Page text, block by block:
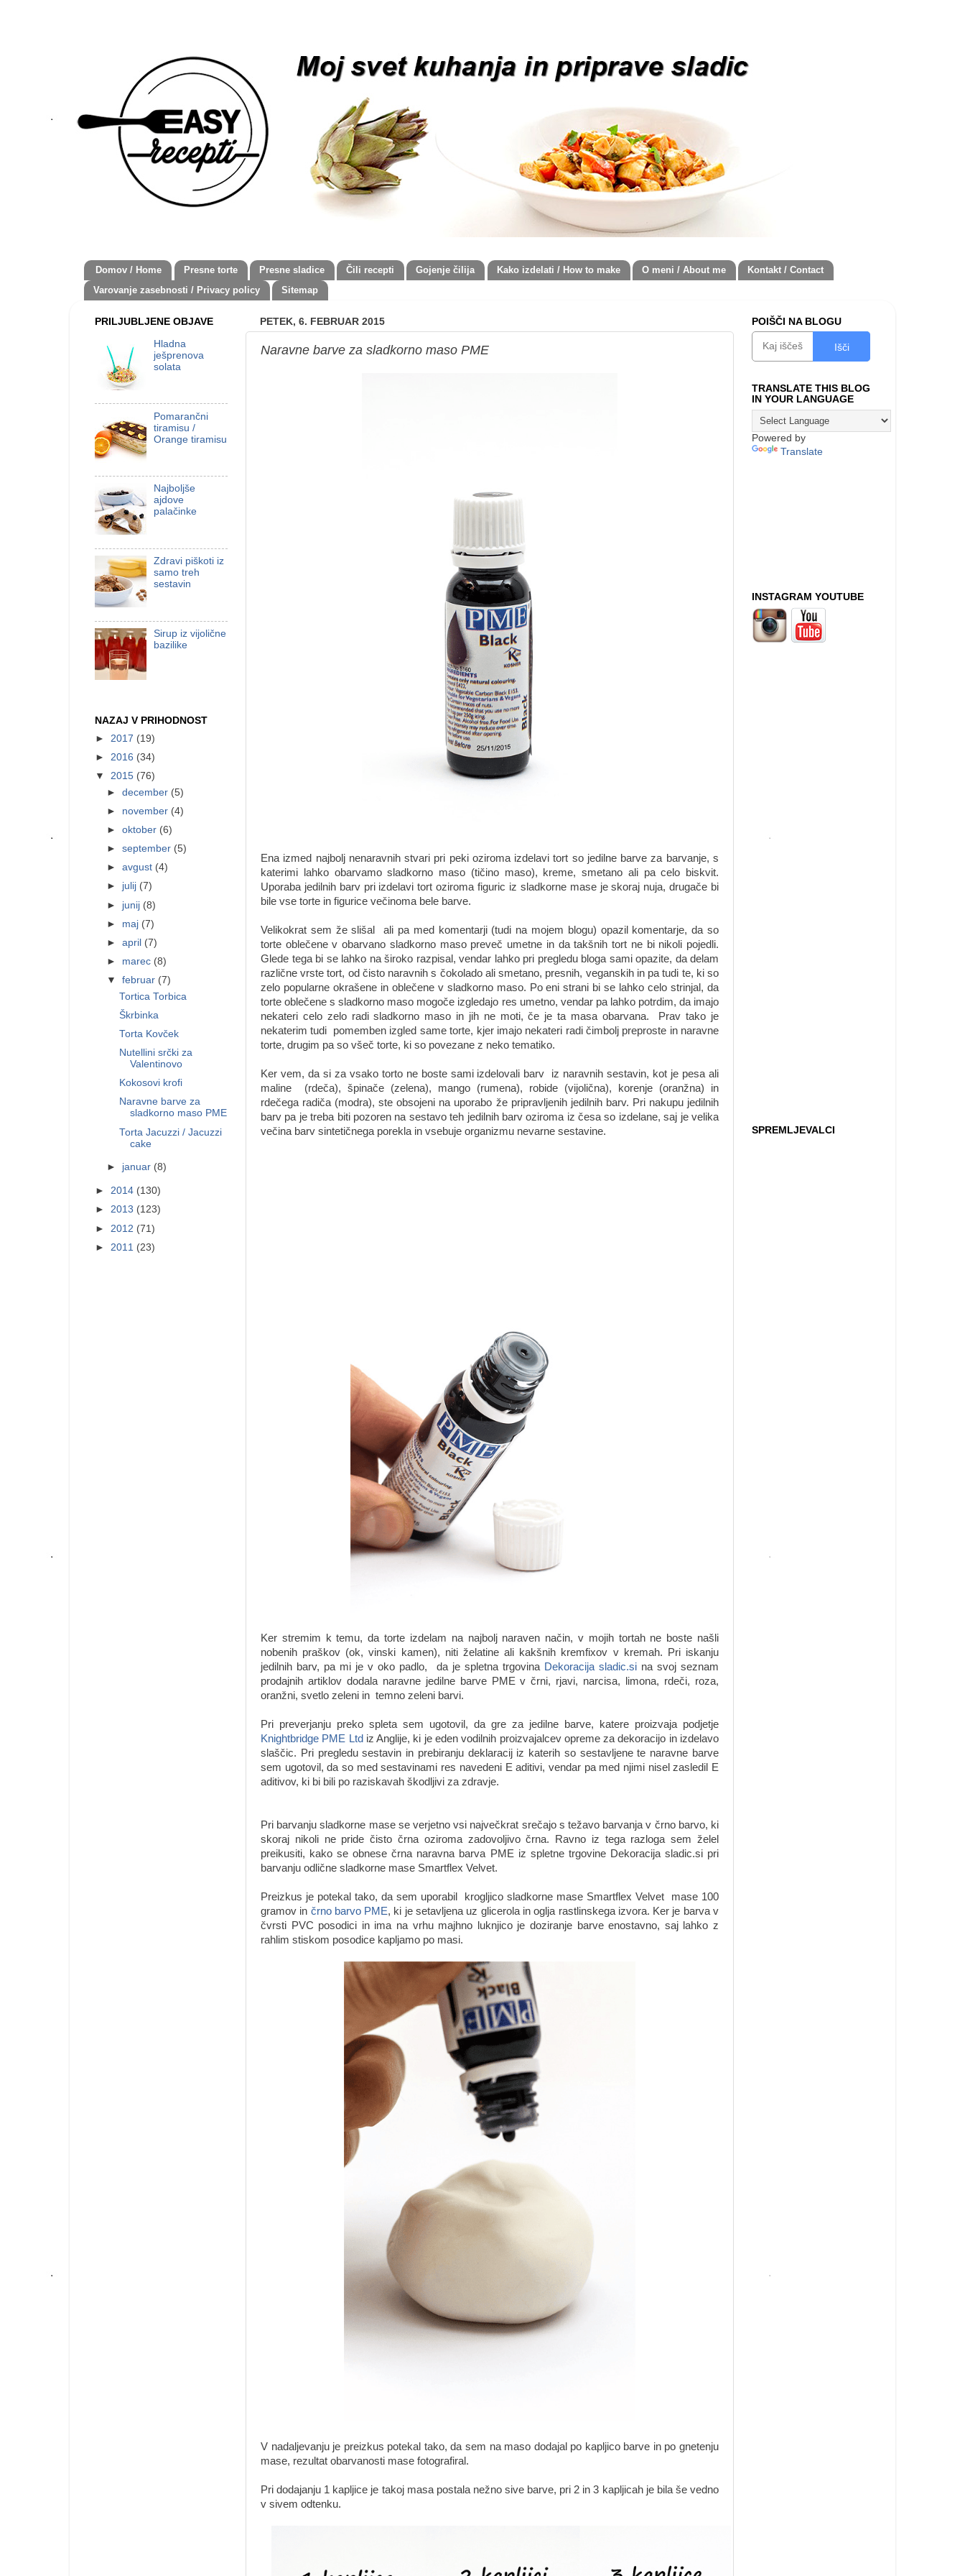
Domov / Home Presne torte Presne sladice Čili recepti Gojenje čilija Kako izdelati / How to make O meni / About me
Kontakt / Contact
Varovanje zasebnosti / Privacy policy
Sitemap
PETEK, 6. FEBRUAR 2015
Naravne barve za sladkorno maso PME
Ena izmed najbolj nenaravnih stvari pri peki oziroma izdelavi tort so jedilne barve za barvanje, s
katerimi lahko obarvamo sladkorno maso (tičino maso), kreme, smetano ali pa celo biskvit.
Uporaba jedilnih barv pri izdelavi tort oziroma figuric iz sladkorne mase je skoraj nuja, drugače bi
bile vse torte in figurice večinoma bele barve.
Velikokrat sem že slišal ali pa med komentarji (tudi na mojem blogu) opazil komentarje, da so
torte oblečene v obarvano sladkorno maso preveč umetne in da takšnih tort ne bi nikoli pojedli.
Glede tega bi se lahko na široko razpisal, vendar lahko pri pregledu bloga sami opazite, da delam
različne vrste tort, od čisto naravnih s čokolado ali smetano, presnih, veganskih in pa tudi te, ki so
zelo popularne okrašene in oblečene v sladkorno maso. Po eni strani bi se lahko celo strinjal, da
torte oblečene s sladkorno maso mogoče izgledajo res umetno, vendar pa lahko potrdim, da imajo
nekateri celo zelo radi sladkorno maso in jih ne moti, če je ta masa obarvana. Prav tako je
nekaterim tudi pomemben izgled same torte, kjer imajo nekateri radi čimbolj preproste in naravne
torte, drugim pa so všeč torte, ki so povezane z neko tematiko.
Ker vem, da si za vsako torto ne boste sami izdelovali barv iz naravnih sestavin, kot je pesa ali
maline (rdeča), špinače (zelena), mango (rumena), robide (vijolična), korenje (oranžna) in
rdečega radiča (modra), ste obsojeni na uporabo že pripravljenih jedilnih barv. Pri nakupu jedilnih
barv pa je treba biti pozoren na sestavo teh jedilnih barv oziroma iz česa so izdelane, saj je velika
večina barv sintetičnega porekla in vsebuje organizmu nevarne sestavine.
Ker stremim k temu, da torte izdelam na najbolj naraven način, v mojih tortah ne boste našli
nobenih praškov (ok, vinski kamen), niti želatine ali kakšnih kremfixov v kremah. Pri iskanju
jedilnih barv, pa mi je v oko padlo, da je spletna trgovina Dekoracija sladic.sina svoj seznam
prodajnih artiklov dodala naravne jedilne barve PME v črni, rjavi, narcisa, limona, rdeči, roza,
oranžni, svetlo zeleni in temno zeleni barvi.
Pri preverjanju preko spleta sem ugotovil, da gre za jedilne barve, katere proizvaja podjetje
Knightbridge PME Ltdiz Anglije, ki je eden vodilnih proizvajalcev opreme za dekoracijo in izdelavo
slaščic. Pri pregledu sestavin in prebiranju deklaracij iz katerih so sestavljene te naravne barve
sem ugotovil, da so med sestavinami res navedeni E aditivi, vendar pa med njimi nisel zasledil E
aditivov, ki bi bili po raziskavah škodljivi za zdravje.
Pri barvanju sladkorne mase se verjetno vsi največkrat srečajo s težavo barvanja v črno barvo, ki
skoraj nikoli ne pride čisto črna oziroma zadovoljivo črna. Ravno iz tega razloga sem želel
preikusiti, kako se obnese črna naravna barva PME iz spletne trgovine Dekoracija sladic.si pri
barvanju odlične sladkorne mase Smartflex Velvet.
Preizkus je potekal tako, da sem uporabil krogljico sladkorne mase Smartflex Velvet mase 100
gramov in črno barvo PME, ki je setavljena uz glicerola in oglja rastlinskega izvora. Ker je barva v
čvrsti PVC posodici in ima na vrhu majhno luknjico je doziranje barve enostavno, saj lahko z
rahlim stiskom posodice kapljamo po masi.
V nadaljevanju je preizkus potekal tako, da sem na maso dodajal po kapljico barve in po gnetenju
mase, rezultat obarvanosti mase fotografiral.
Pri dodajanju 1 kapljice je takoj masa postala nežno sive barve, pri 2 in 3 kapljicah je bila še vedno
v sivem odtenku.
PRILJUBLJENE OBJAVE
Hladna
ješprenova
solata
Pomarančni
tiramisu /
Orange tiramisu
Najboljše
ajdove
palačinke
Zdravi piškoti iz
samo treh
sestavin
Sirup iz vijolične
bazilike
NAZAJ V PRIHODNOST
► 2017 (19)
► 2016 (34)
▼ 2015 (76)
►december (5)
► november (4)
►oktober (6)
►september (5)
►avgust (4)
► julij (7)
► junij (8)
► maj (7)
►april (7)
► marec (8)
▼februar (7)
Tortica Torbica
Škrbinka
Torta Kovček
Nutellini srčki za
Valentinovo
Kokosovi krofi
Naravne barve za
sladkorno maso PME
Torta Jacuzzi / Jacuzzi
cake
► januar (8)
► 2014 (130)
► 2013 (123)
► 2012 (71)
► 2011 (23)
POIŠČI NA BLOGU
Išči
TRANSLATE THIS BLOG
IN YOUR LANGUAGE
Powered by
Translate
INSTAGRAM YOUTUBE
SPREMLJEVALCI